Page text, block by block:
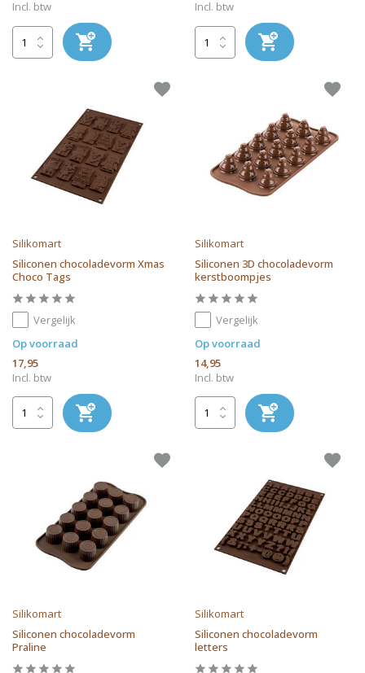
Incl. btw Incl. btw
Silikomart
Siliconen chocoladevorm Xmas
Choco Tags
Vergelijk
Op voorraad
17,95
Incl. btw
Silikomart
Siliconen 3D chocoladevorm
kerstboompjes
Vergelijk
Op voorraad
14,95
Incl. btw
Silikomart
Siliconen chocoladevorm
Praline
Silikomart
Siliconen chocoladevorm
letters